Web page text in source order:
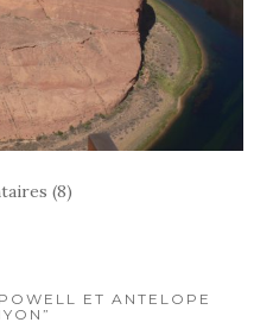
(8)
ET ANTELOPE